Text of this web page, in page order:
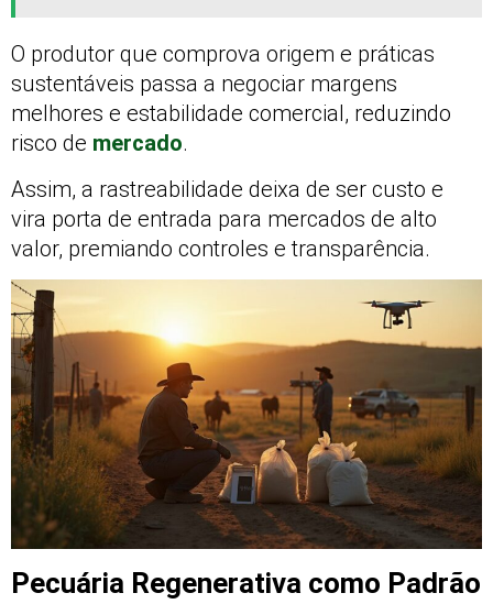
O produtor que comprova origem e práticas
sustentáveis passa a negociar margens
melhores e estabilidade comercial, reduzindo
risco de mercado.
Assim, a rastreabilidade deixa de ser custo e
vira porta de entrada para mercados de alto
valor, premiando controles e transparência.
Pecuária Regenerativa como Padrão